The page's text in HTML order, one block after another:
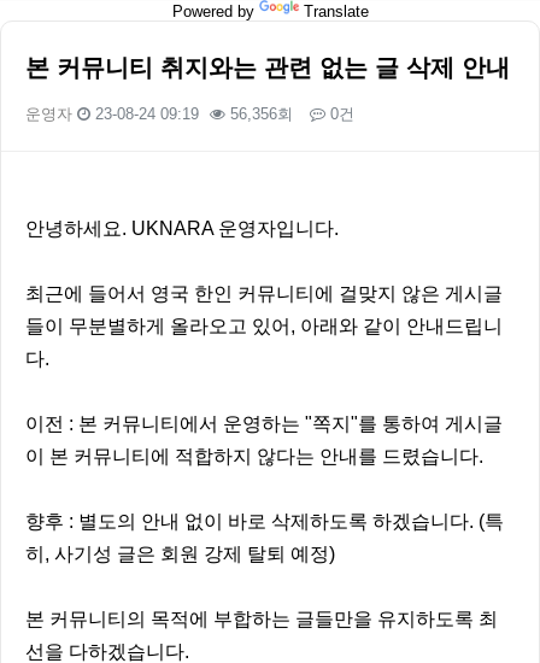
Powered by Translate
본 커뮤니티 취지와는 관련 없는 글 삭제 안내
운영자 23-08-24 09:19 56,356회 0건
안녕하세요. UKNARA 운영자입니다.
최근에 들어서 영국 한인 커뮤니티에 걸맞지 않은 게시글
들이 무분별하게 올라오고 있어, 아래와 같이 안내드립니
다.
이전 : 본 커뮤니티에서 운영하는 "쪽지"를 통하여 게시글
이 본 커뮤니티에 적합하지 않다는 안내를 드렸습니다.
향후 : 별도의 안내 없이 바로 삭제하도록 하겠습니다. (특
히, 사기성 글은 회원 강제 탈퇴 예정)
본 커뮤니티의 목적에 부합하는 글들만을 유지하도록 최
선을 다하겠습니다.